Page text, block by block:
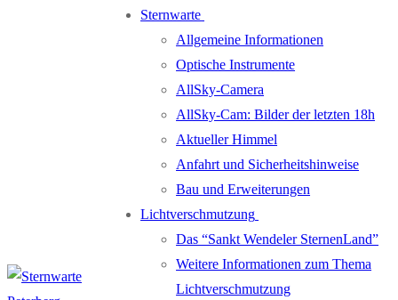
Sternwarte
Allgemeine Informationen
Optische Instrumente
AllSky-Camera
AllSky-Cam: Bilder der letzten 18h
Aktueller Himmel
Anfahrt und Sicherheitshinweise
Bau und Erweiterungen
Lichtverschmutzung
Das “Sankt Wendeler SternenLand”
Weitere Informationen zum Thema
Lichtverschmutzung